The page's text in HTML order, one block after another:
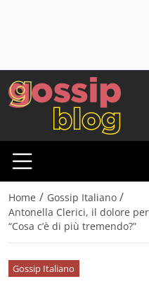
Home / Gossip Italiano /
Antonella Clerici, il dolore
“Cosa c’è di più tremendo?”
Gossip Italiano